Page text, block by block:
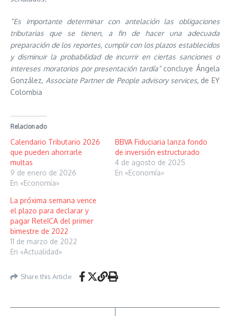
“Es importante determinar con antelación las obligaciones
tributarias que se tienen, a fin de hacer una adecuada
preparación de los reportes, cumplir con los plazos establecidos
y disminuir la probabilidad de incurrir en ciertas sanciones o
intereses moratorios por presentación tardía” concluye Ángela
González, Associate Partner de People advisory services, de EY
Colombia
Relacionado
Calendario Tributario 2026
que pueden ahorrarle
multas
9 de enero de 2026
En «Economía»
BBVA Fiduciaria lanza fondo
de inversión estructurado
4 de agosto de 2025
En «Economía»
La próxima semana vence
el plazo para declarar y
pagar ReteICA del primer
bimestre de 2022
11 de marzo de 2022
En «Actualidad»
Share this Article